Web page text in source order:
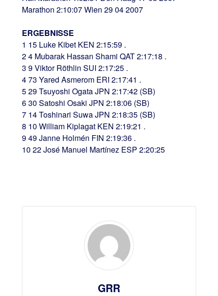
Marathon 2:10:07 Wien 29 04 2007
ERGEBNISSE
1 15 Luke Kibet KEN 2:15:59 .
2 4 Mubarak Hassan Shami QAT 2:17:18 .
3 9 Viktor Röthlin SUI 2:17:25 .
4 73 Yared Asmerom ERI 2:17:41 .
5 29 Tsuyoshi Ogata JPN 2:17:42 (SB)
6 30 Satoshi Osaki JPN 2:18:06 (SB)
7 14 Toshinari Suwa JPN 2:18:35 (SB)
8 10 William Kiplagat KEN 2:19:21 .
9 49 Janne Holmén FIN 2:19:36 .
10 22 José Manuel Martínez ESP 2:20:25
GRR